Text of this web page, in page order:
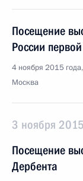
Посещение
России
4 ноября 2015
Москва
3 ноября
Посещение
Дербента